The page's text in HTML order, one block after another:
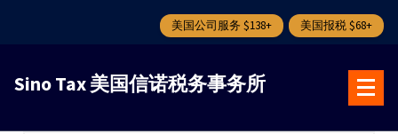
美国公司服务 $138+ 美国报税 $68+
Sino Tax 美国信诺税务事务所